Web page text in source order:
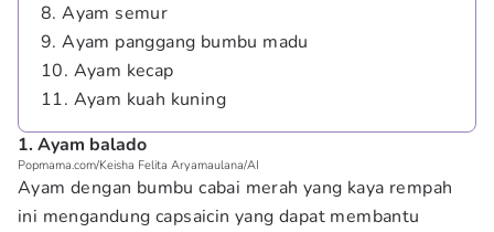
8. Ayam semur
9. Ayam panggang bumbu madu
10. Ayam kecap
11. Ayam kuah kuning
1. Ayam balado
Popmama.com/Keisha Felita Aryamaulana/AI
Ayam dengan bumbu cabai merah yang kaya rempah
ini mengandung capsaicin yang dapat membantu